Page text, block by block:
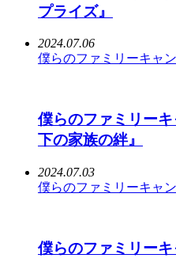
プライズ』
2024.07.06
僕らのファミリーキャ
僕らのファミリー
下の家族の絆』
2024.07.03
僕らのファミリーキャ
僕らのファミリー